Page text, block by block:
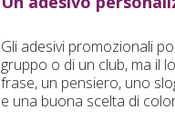
Gli adesivi promozionali
gruppo o di un club, ma il
frase, un pensiero, uno
e una buona scelta di